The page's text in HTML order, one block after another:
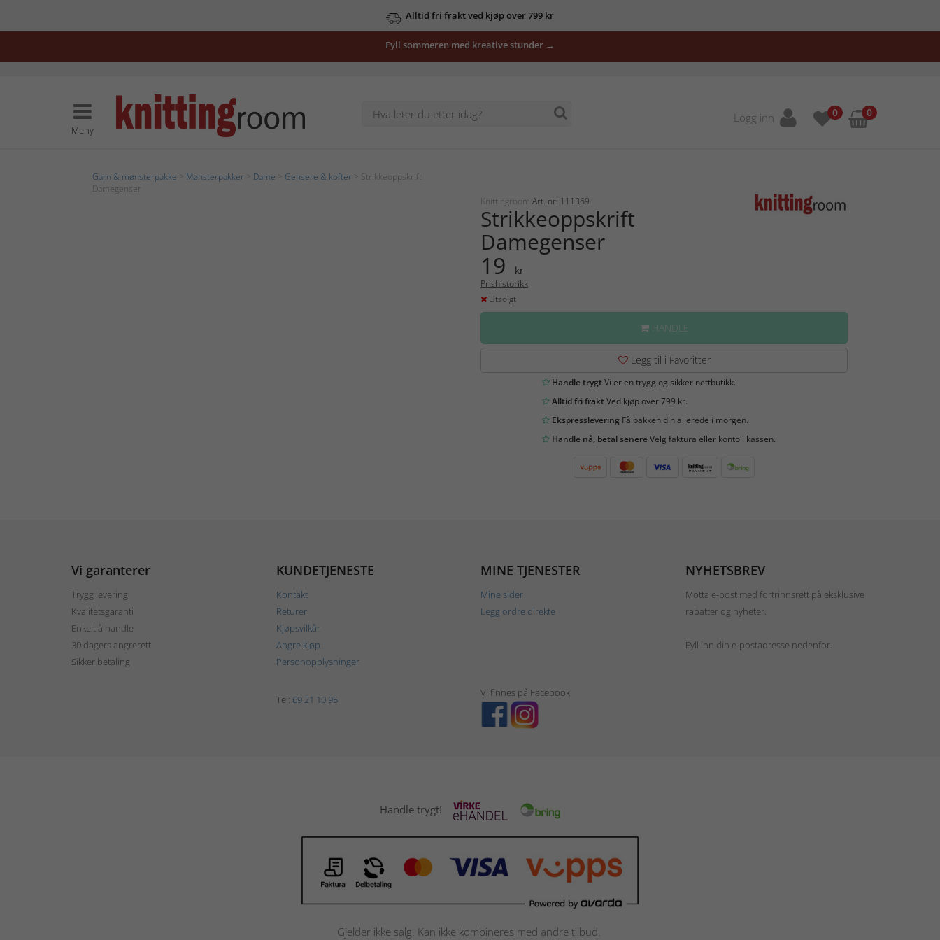
Alltid fri frakt ved kjøp over 799 kr
Fyll sommeren med kreative stunder →
Meny
Logg inn 0 0
Garn & mønsterpakke Mønsterpakker Dame Gensere & kofter > Strikkeoppskrift
Damegenser
Knittingroom Art. nr: 111369
Strikkeoppskrift
Damegenser
19 kr
Prishistorikk
Utsolgt
HANDLE
Legg til i Favoritter
Handle trygtVi er en trygg og sikker nettbutikk.
Alltid fri fraktVed kjøp over 799 kr.
EkspressleveringFå pakken din allerede i morgen.
Handle nå, betal senereVelg faktura eller konto i kassen.
Vi garanterer
Trygg levering
Kvalitetsgaranti
Enkelt å handle
30 dagers angrerett
Sikker betaling
KUNDETJENESTE
Kontakt
Returer
Kjøpsvilkår
Angre kjøp
Personopplysninger
MINE TJENESTER
Mine sider
Legg ordre direkte
NYHETSBREV
Motta e-post med fortrinnsrett på eksklusive
rabatter og nyheter.
Fyll inn din e-postadresse nedenfor.
Tel: 69 21 10 95
Vi finnes på Facebook
Handle trygt!
Gjelder ikke salg. Kan ikke kombineres med andre tilbud.